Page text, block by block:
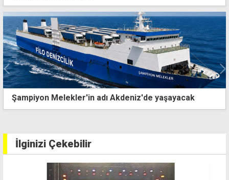
Şampiyon Melekler'in adı Akdeniz'de yaşayacak
İlginizi Çekebilir